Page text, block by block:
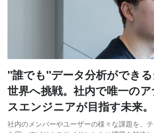
"誰でも"データ分析ができ
世界へ挑戦。社内で唯一の
スエンジニアが目指す未来。
社内のメンバーやユーザーの様々な課題を、